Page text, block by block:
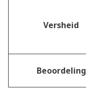
Versheid
Beoordeling